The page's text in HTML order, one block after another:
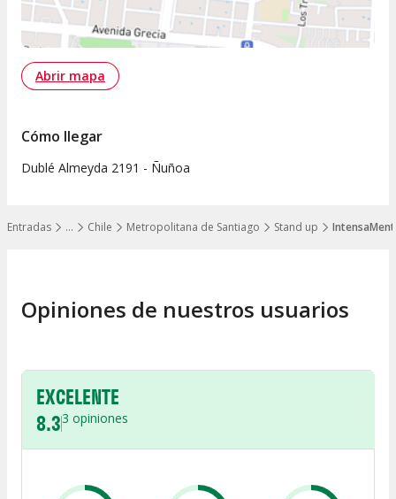
…
Mostrar todos los niveles
Entradas Chile Metropolitana de Santiago Stand up
Abrir mapa
Cómo llegar
Dublé Almeyda 2191 - Ñuñoa
Opiniones de nuestros usuarios
EXCELENTE
8.33 opiniones